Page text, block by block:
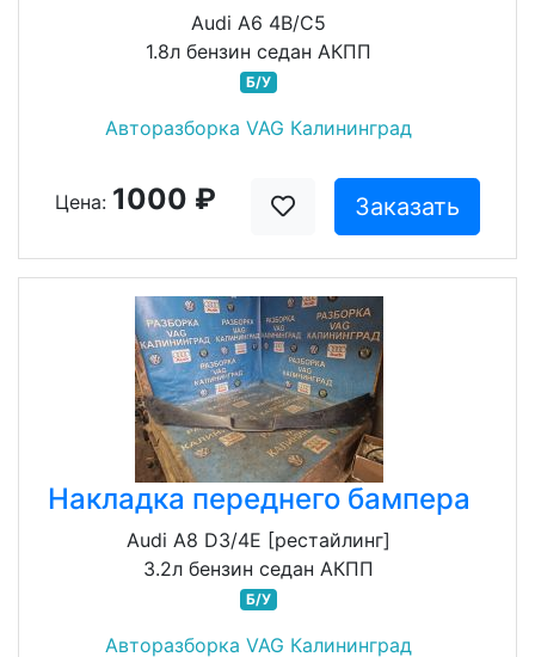
Audi A6 4B/C5
1.8л бензин седан АКПП
Б/У
Авторазборка VAG Калининград
Цена: 1000 ₽ Заказать
Накладка переднего бампера
Audi A8 D3/4E [рестайлинг]
3.2л бензин седан АКПП
Б/У
Авторазборка VAG Калининград